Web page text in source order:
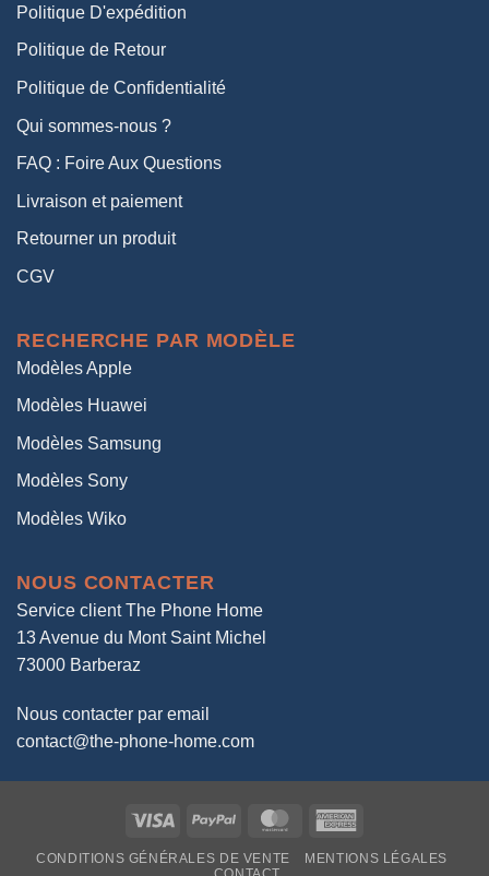
Politique D'expédition
Politique de Retour
Politique de Confidentialité
Qui sommes-nous ?
FAQ : Foire Aux Questions
Livraison et paiement
Retourner un produit
CGV
RECHERCHE PAR MODÈLE
Modèles Apple
Modèles Huawei
Modèles Samsung
Modèles Sony
Modèles Wiko
NOUS CONTACTER
Service client The Phone Home
13 Avenue du Mont Saint Michel
73000 Barberaz
Nous contacter par email
contact@the-phone-home.com
Visa PayPal MasterCard
CONDITIONS GÉNÉRALES DE VENTE
MENTIONS LÉGALES